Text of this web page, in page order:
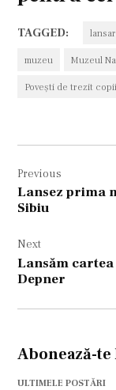
TAGGED:
muzeu Muzeul
Povești de trezit
în
articole
Previous
Lansez prima
Sibiu
Next
Lansăm
Depner
Abonează-
ULTIMELE POSTĂRI